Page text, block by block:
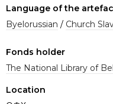
Language of the
Byelorussian / Church
Fonds holder
The National Library of
Location